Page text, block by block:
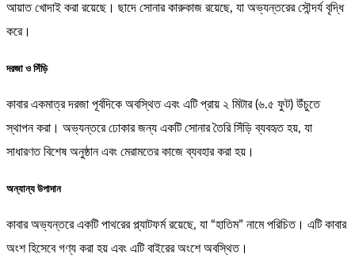
আয়াত খোদাই করা রয়েছে। ছাদে সোনার কারুকাজ রয়েছে, যা অভ্যন্তরের সৌন্দর্য বৃদ্ধি
করে।
দরজা ও সিঁড়ি
কাবার একমাত্র দরজা পূর্বদিকে অবস্থিত এবং এটি প্রায় ২ মিটার (৬.৫ ফুট) উঁচুতে
স্থাপন করা। অভ্যন্তরে ঢোকার জন্য একটি সোনার তৈরি সিঁড়ি ব্যবহৃত হয়, যা
সাধারণত বিশেষ অনুষ্ঠান এবং মেরামতের কাজে ব্যবহার করা হয়।
অন্যান্য উপাদান
কাবার অভ্যন্তরে একটি পাথরের প্ল্যাটফর্ম রয়েছে, যা “হাতিম” নামে পরিচিত। এটি কাবার
অংশ হিসেবে গণ্য করা হয় এবং এটি বাইরের অংশে অবস্থিত।